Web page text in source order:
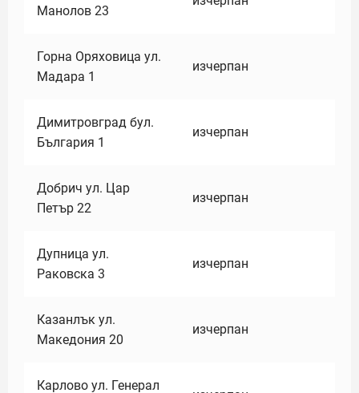
Манолов 23
Горна Оряховица ул.
Мадара 1
изчерпан
Димитровград бул.
България 1
изчерпан
Добрич ул. Цар
Петър 22
изчерпан
Дупница ул.
Раковска 3
изчерпан
Казанлък ул.
Македония 20
изчерпан
Карлово ул. Генерал